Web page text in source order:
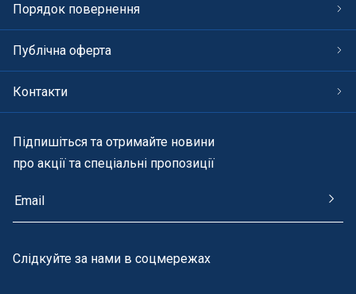
Порядок повернення
Публічна оферта
Контакти
Підпишіться та отримайте новини
про акції та спеціальні пропозиції
Cлідкуйте за нами в соцмережах